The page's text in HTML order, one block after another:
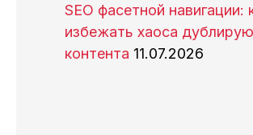
SEO фасетной навигации:
избежать хаоса
контента 11.07.2026